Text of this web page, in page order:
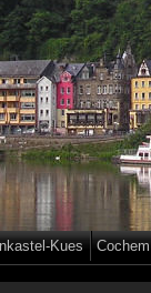
Kues Cochem